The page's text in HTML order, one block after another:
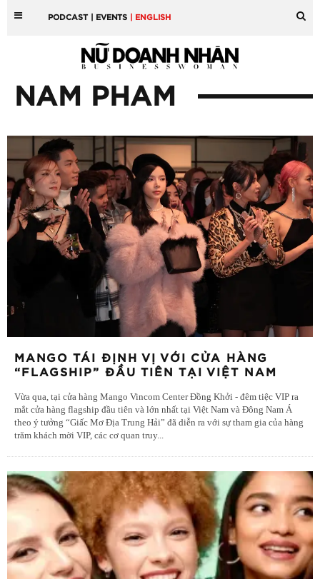
PODCAST | EVENTS | ENGLISH
NAM PHAM
MANGO TÁI ĐỊNH VỊ VỚI CỬA HÀNG
“FLAGSHIP” ĐẦU TIÊN TẠI VIỆT NAM
Vừa qua, tại cửa hàng Mango Vincom Center Đồng Khởi - đêm tiệc VIP ra
mắt cửa hàng flagship đầu tiên và lớn nhất tại Việt Nam và Đông Nam Á
theo ý tưởng “Giấc Mơ Địa Trung Hải” đã diễn ra với sự tham gia của hàng
trăm khách mời VIP, các cơ quan truy...